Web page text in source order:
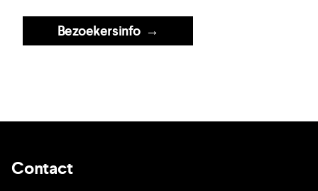
Bezoekersinfo→
Contact